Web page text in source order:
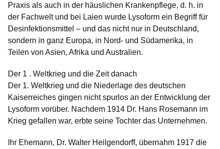
Praxis als auch in der häuslichen Krankenpflege, d. h. in
der Fachwelt und bei Laien wurde Lysoform ein Begriff für
Desinfektionsmittel – und das nicht nur in Deutschland,
sondern in ganz Europa, in Nord- und Südamerika, in
Teilen von Asien, Afrika und Australien.
Der 1 . Weltkrieg und die Zeit danach
Der 1. Weltkrieg und die Niederlage des deutschen
Kaiserreiches gingen nicht spurlos an der Entwicklung der
Lysoform vorüber. Nachdem 1914 Dr. Hans Rosemann im
Krieg gefallen war, erbte seine Tochter das Unternehmen.
Ihr Ehemann, Dr. Walter Heilgendorff, übernahm 1917 die